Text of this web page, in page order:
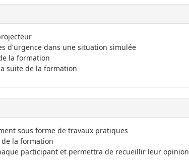
d'urgence dans une situation simulée
la formation
suite de la formation
sous forme de travaux pratiques
la formation
participant et permettra de recueillir leur opinion